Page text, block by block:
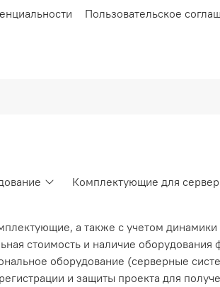
Пользовательское
Комплектующие для
а также с учетом
стоимость и наличие оборудования
оборудование (серверные
и защиты проекта для